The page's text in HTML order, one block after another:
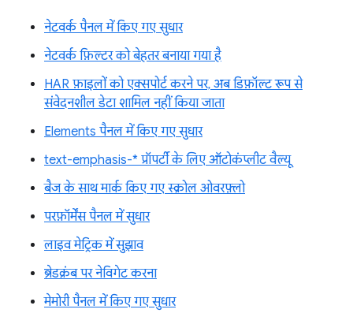
नेटवर्क पैनल में किए गए सुधार
नेटवर्क फ़िल्टर को बेहतर बनाया गया है
HAR फ़ाइलों को एक्सपोर्ट करने पर, अब डिफ़ॉल्ट रूप से
संवेदनशील डेटा शामिल नहीं किया जाता
Elements पैनल में किए गए सुधार
text-emphasis-* प्रॉपर्टी के लिए ऑटोकंप्लीट वैल्यू
बैज के साथ मार्क किए गए स्क्रोल ओवरफ़्लो
परफ़ॉर्मेंस पैनल में सुधार
लाइव मेट्रिक में सुझाव
ब्रेडक्रंब पर नेविगेट करना
मेमोरी पैनल में किए गए सुधार